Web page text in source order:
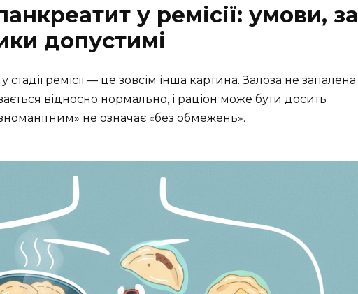
у ремісії: умови, за
допустимі
ремісії — це зовсім інша картина. Залоза не запалена
відносно нормально, і раціон може бути досить
не означає «без обмежень».